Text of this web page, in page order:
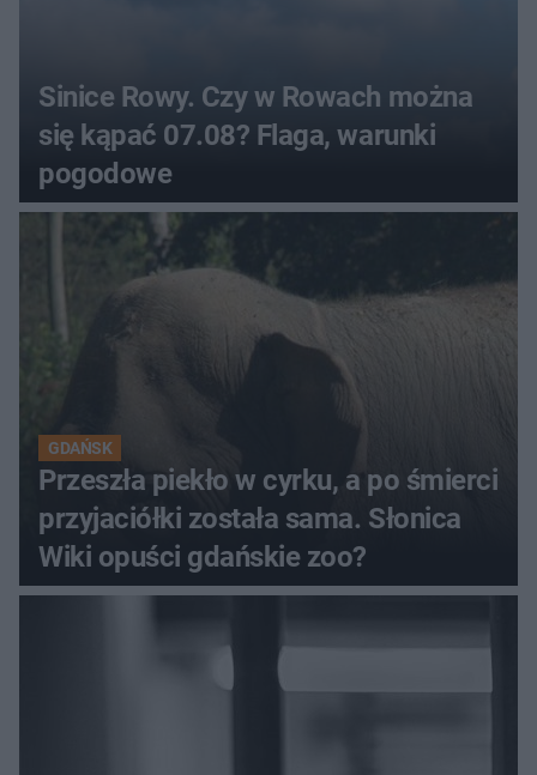
Sinice Rowy. Czy w Rowach można
się kąpać 07.08? Flaga, warunki
pogodowe
GDAŃSK
Przeszła piekło w cyrku, a po śmierci
przyjaciółki została sama. Słonica
Wiki opuści gdańskie zoo?